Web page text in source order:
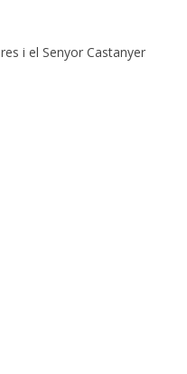
i el Senyor Castanyer